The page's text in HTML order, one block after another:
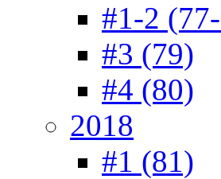
#1-2
#3 (79)
#4 (80)
2018
#1 (81)